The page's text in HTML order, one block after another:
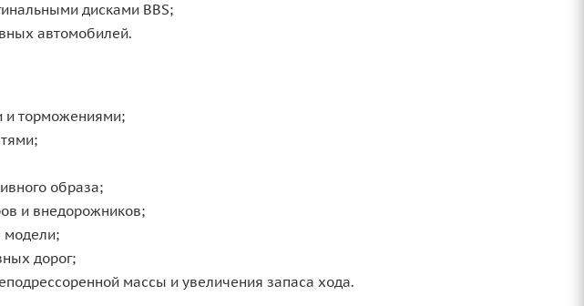
дисками BBS;
автомобилей.
и торможениями;
образа;
и внедорожников;
модели;
дорог;
массы и увеличения запаса хода.